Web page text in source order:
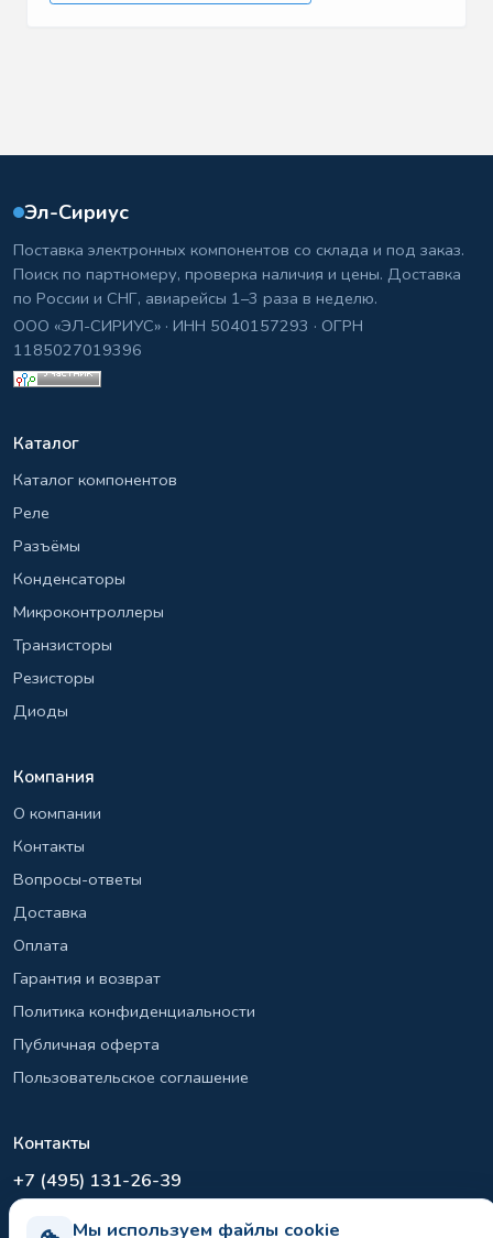
Мы используем файлы cookie
Эл-Сириус
Поставка электронных компонентов со склада и под заказ.
Поиск по партномеру, проверка наличия и цены. Доставка
по России и СНГ, авиарейсы 1–3 раза в неделю.
ООО «ЭЛ-СИРИУС» · ИНН 5040157293 · ОГРН
1185027019396
Каталог
Каталог компонентов
Реле
Разъёмы
Конденсаторы
Микроконтроллеры
Транзисторы
Резисторы
Диоды
Компания
О компании
Контакты
Вопросы-ответы
Доставка
Оплата
Гарантия и возврат
Политика конфиденциальности
Публичная оферта
Пользовательское соглашение
Контакты
+7 (495) 131-26-39